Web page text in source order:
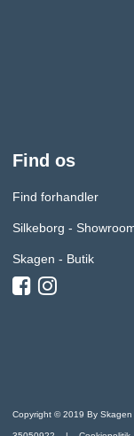
Find os
Find forhandler
Silkeborg -
Skagen - Butik
Copyright © 2019 By Skagen